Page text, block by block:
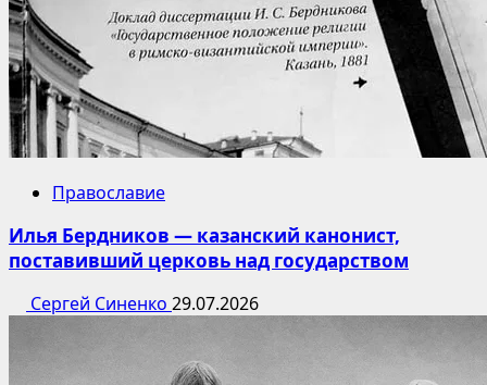
Православие
Илья Бердников — казанский канонист,
поставивший церковь над государством
Сергей Синенко 29.07.2026